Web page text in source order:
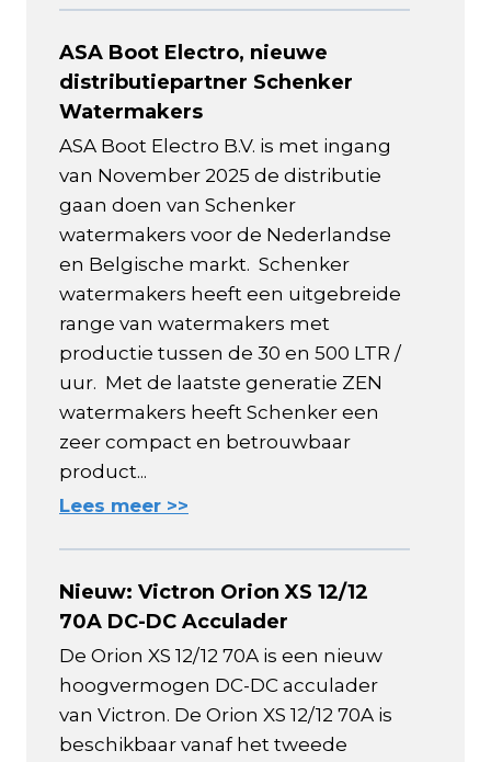
ASA Boot Electro, nieuwe
distributiepartner Schenker
Watermakers
ASA Boot Electro B.V. is met ingang
van November 2025 de distributie
gaan doen van Schenker
watermakers voor de Nederlandse
en Belgische markt. Schenker
watermakers heeft een uitgebreide
range van watermakers met
productie tussen de 30 en 500 LTR /
uur. Met de laatste generatie ZEN
watermakers heeft Schenker een
zeer compact en betrouwbaar
product...
Lees meer >>
Nieuw: Victron Orion XS 12/12
70A DC-DC Acculader
De Orion XS 12/12 70A is een nieuw
hoogvermogen DC-DC acculader
van Victron. De Orion XS 12/12 70A is
beschikbaar vanaf het tweede